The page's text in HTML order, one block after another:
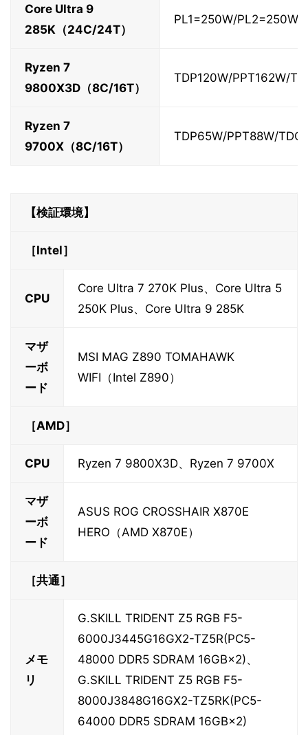
Core Ultra 9
285K（24C/24T）
PL1=250W/
Ryzen 7
9800X3D（8C/16T）
TDP120W/PPT162W/
Ryzen 7
9700X（8C/16T）
TDP65W/PPT88W/
【検証環境】
［Intel］
CPU
Core Ultra 7 270K Plus、Core Ultra 5
250K Plus、Core Ultra 9 285K
マザ
ーボ
ード
MSI MAG Z890 TOMAHAWK
WIFI（Intel Z890）
［AMD］
CPU Ryzen 7 9800X3D、Ryzen 7 9700X
マザ
ーボ
ード
ASUS ROG CROSSHAIR X870E
HERO（AMD X870E）
［共通］
メモ
リ
G.SKILL TRIDENT Z5 RGB F5-
6000J3445G16GX2-TZ5R(PC5-
48000 DDR5 SDRAM 16GB×2)、
G.SKILL TRIDENT Z5 RGB F5-
8000J3848G16GX2-TZ5RK(PC5-
64000 DDR5 SDRAM 16GB×2)